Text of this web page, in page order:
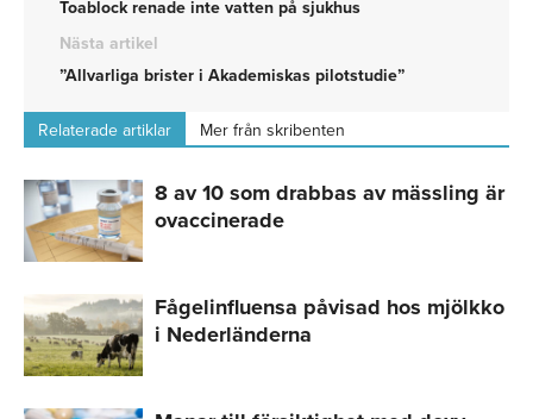
Toablock renade inte vatten på sjukhus
Nästa artikel
”Allvarliga brister i Akademiskas pilotstudie”
Relaterade artiklar Mer från skribenten
8 av 10 som drabbas av mässling är
ovaccinerade
Fågelinfluensa påvisad hos mjölkko
i Nederländerna